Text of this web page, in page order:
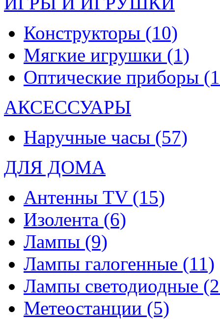
Конструкторы (10)
Мягкие игрушки (1)
Оптические приборы
АКСЕССУАРЫ
Наручные часы (57)
ДЛЯ ДОМА
Антенны TV (15)
Изолента (6)
Лампы (9)
Лампы галогенные (11)
Лампы светодиодные
Метеостанции (5)